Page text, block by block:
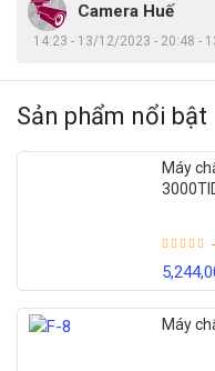
Camera Huế
14:23 - 13/12/2023 - 20:48 -
Sản phẩm nổi bật
Máy
Máy